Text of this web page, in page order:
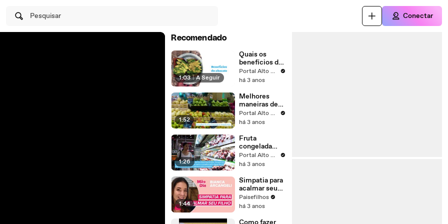
Pesquisar Conectar
Recomendado
1:03 | A Seguir
Quais os
benefícios do
abacate
Portal Alto Astral
há 3 anos
1:52
Melhores
maneiras de
congelar
frutas
Portal Alto Astral
há 3 anos
1:26
Fruta
congelada
sem perder os
nutrientes:
Portal Alto Astral
há 3 anos
1:44
Simpatia para
acalmar seu
filho agitado
Paisefilhos
há 3 anos